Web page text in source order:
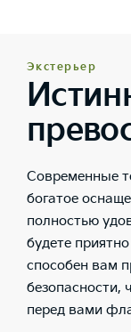
Экстерьер
Современные
богатое
полностью
будете
способен вам
безопасности,
перед вами